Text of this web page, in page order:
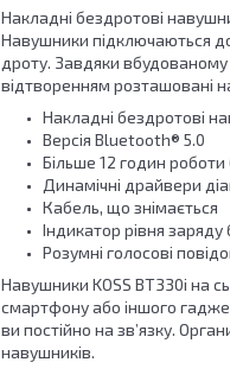
Накладні бездротові
Навушники підключаються
дроту. Завдяки вбудованому
відтворенням розташовані
Накладні бездротові
Версія Bluetooth® 5.0
Більше 12 годин роботи
Динамічні драйвери
Кабель, що знімається
Індикатор рівня
Розумні голосові
Навушники KOSS BT330i на
смартфону або іншого
ви постійно на зв’язку.
навушників.